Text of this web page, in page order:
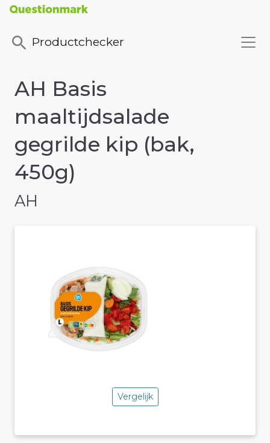
Productchecker
AH Basis
maaltijdsalade
gegrilde kip (bak,
450g)
AH
Vergelijk